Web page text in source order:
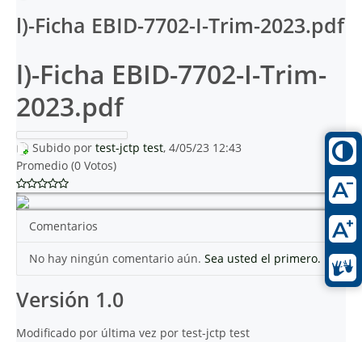
l)-Ficha EBID-7702-I-Trim-2023.pdf
l)-Ficha EBID-7702-I-Trim-
2023.pdf
Subido por test-jctp test, 4/05/23 12:43
Promedio (0 Votos)
Comentarios
No hay ningún comentario aún. Sea usted el primero.
Versión 1.0
Modificado por última vez por test-jctp test